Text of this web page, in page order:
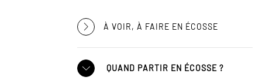
À VOIR, À FAIRE EN ÉCOSSE
QUAND PARTIR EN ÉCOSSE ?